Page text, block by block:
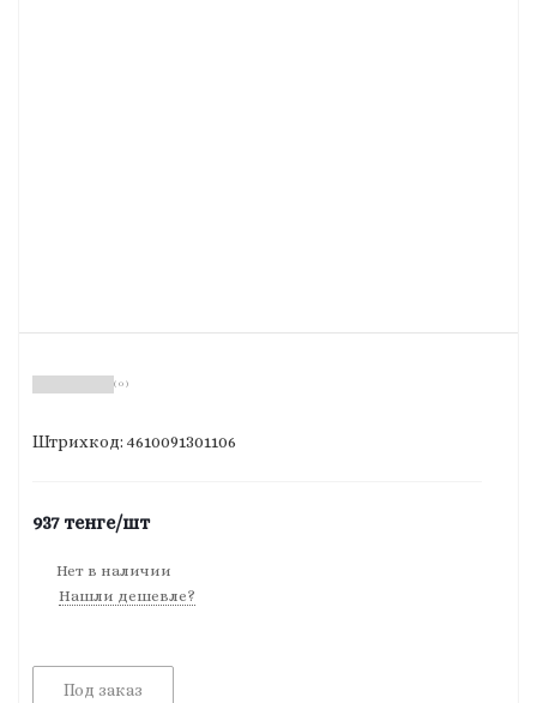
( 0 )
Штрихкод: 4610091301106
937тенге/шт
Нет в наличии
Нашли дешевле?
Под заказ